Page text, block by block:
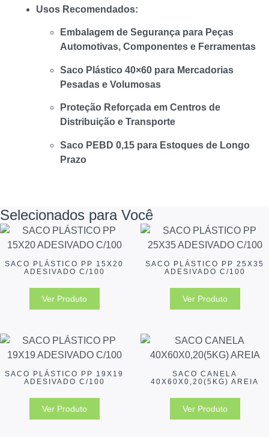
Usos Recomendados:
Embalagem de Segurança para Peças
Automotivas, Componentes e Ferramentas
Saco Plástico 40×60 para Mercadorias
Pesadas e Volumosas
Proteção Reforçada em Centros de
Distribuição e Transporte
Saco PEBD 0,15 para Estoques de Longo
Prazo
Selecionados para Você
SACO PLÁSTICO PP 15X20
ADESIVADO C/100
Ver Produto
SACO PLÁSTICO PP 25X35
ADESIVADO C/100
Ver Produto
SACO PLÁSTICO PP 19X19
ADESIVADO C/100
Ver Produto
SACO CANELA
40X60X0,20(5KG) AREIA
Ver Produto